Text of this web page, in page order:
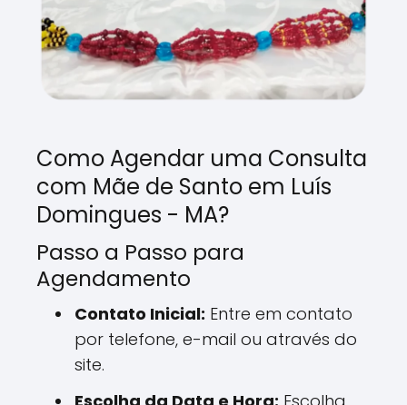
Como Agendar uma Consulta
com Mãe de Santo em Luís
Domingues - MA?
Passo a Passo para
Agendamento
Contato Inicial: Entre em contato
por telefone, e-mail ou através do
site.